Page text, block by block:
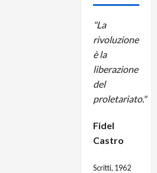
"La
rivoluzione
è la
liberazione
del
proletariato."
Fidel
Castro
Scritti, 1962